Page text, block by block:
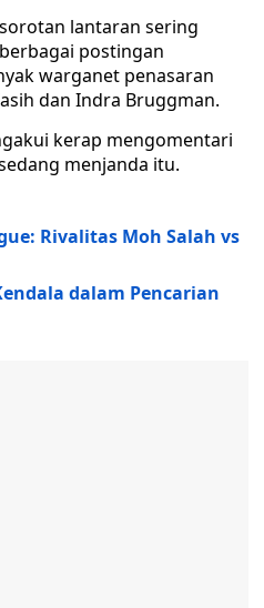
lantaran sering
postingan
warganet penasaran
dan Indra Bruggman.
kerap mengomentari
menjanda itu.
Rivalitas Moh Salah vs
dalam Pencarian